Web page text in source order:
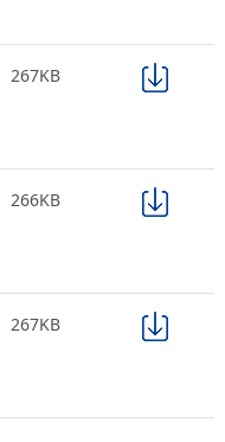
267KB
266KB
267KB